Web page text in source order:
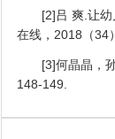
[2]吕 爽.让
在线，2018（34
[3]何晶晶，
148-149.